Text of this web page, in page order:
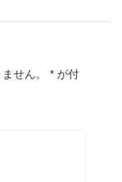
せん。 * が付